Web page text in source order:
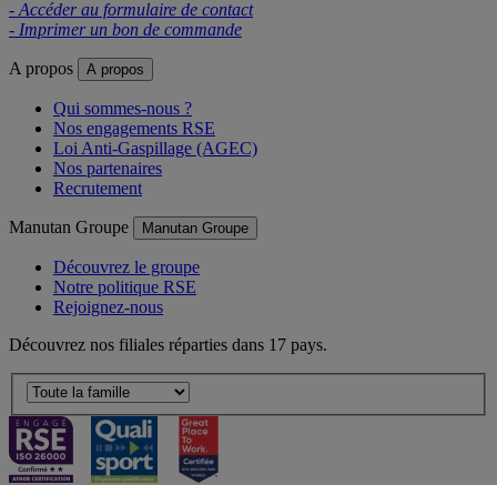
- Accéder au formulaire de contact
- Imprimer un bon de commande
A propos A propos
Qui sommes-nous ?
Nos engagements RSE
Loi Anti-Gaspillage (AGEC)
Nos partenaires
Recrutement
Manutan Groupe Manutan Groupe
Découvrez le groupe
Notre politique RSE
Rejoignez-nous
Découvrez nos filiales réparties dans 17 pays.